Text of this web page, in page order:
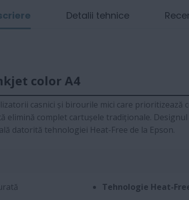
color A4
casnici și birourile mici care prioritizează
elimină complet cartușele tradiționale.
datorită tehnologiei Heat-Free de la Epson.
Tehnologie Heat-
Detalii tehnice